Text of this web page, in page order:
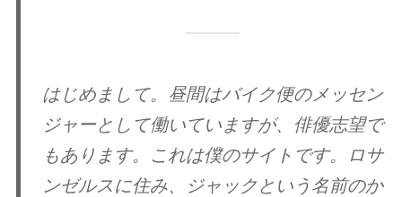
はじめまして。昼間はバイク便のメッセン
ジャーとして働いていますが、俳優志望で
もあります。これは僕のサイトです。ロサ
ンゼルスに住み、ジャックという名前のか